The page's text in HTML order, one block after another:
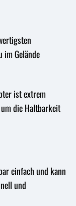
im Gelände
ist extrem
die Haltbarkeit
einfach und kann
und